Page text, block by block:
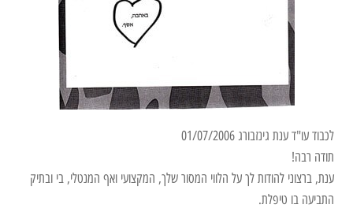
לכבוד עו"ד ענת גינזבורג 01/07/2006
תודה רבה!
ענת, ברצוני להודות לך על הלווי המסור שלך, המקצועי ואף המנטלי, בי ובתיק
התביעה בו טיפלת.